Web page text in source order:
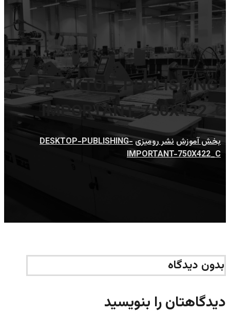
DESKTOP-PUBLISHING-
IMPORTANT-750X422_C
بخش آموزش نشر رومیزیDESKTOP-PUBLISHING-
IMPORTANT-750X422_C
بدون دیدگاه
دیدگاهتان را بنویسید